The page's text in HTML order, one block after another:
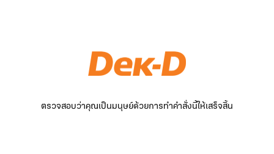
ตรวจสอบว่าคุณเป็นมนุษย์ด้วยการทำคำสั่งนี้ให้เสร็จสิ้น